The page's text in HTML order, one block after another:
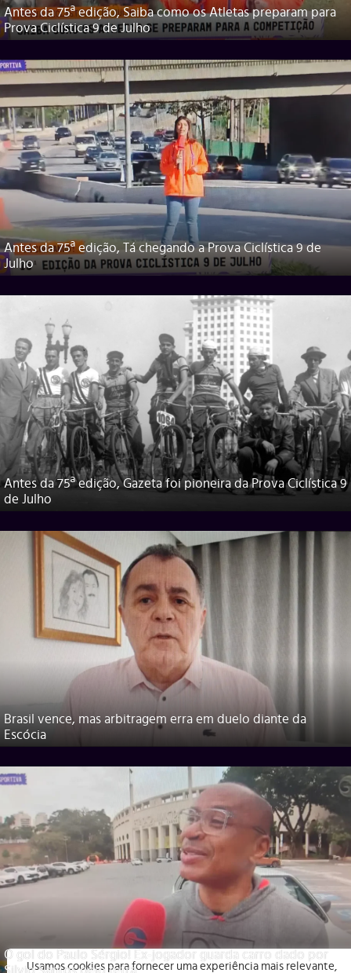
Antes da 75ª edição, Saiba como os Atletas preparam para
Prova Ciclística 9 de Julho
Antes da 75ª edição, Tá chegando a Prova Ciclística 9 de
Julho
Antes da 75ª edição, Gazeta foi pioneira da Prova Ciclística 9
de Julho
Brasil vence, mas arbitragem erra em duelo diante da
Escócia
O gol do Paulo Sérgio! Ex-jogador guarda carro dado por
Usamos cookies para fornecer uma experiência mais relevante,